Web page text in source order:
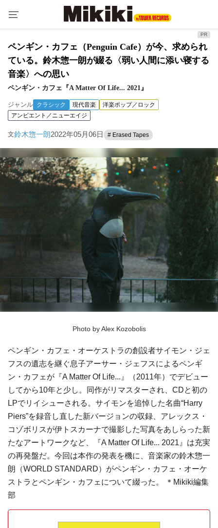
ペンギン・カフェ（Penguin Cafe）が今、求められ
ている。鈴木惣一朗が綴る〈弱い人間に添い寝する
音楽〉への思い
ペンギン・カフェ『A Matter Of Life... 2021』
ジャンル クラシック 現代音楽
洋楽ポップ／ロック
アンビエント／ニューエイジ
文鈴木惣一朗2022年05月06日 # Erased Tapes
Photo by Alex Kozobolis
ペンギン・カフェ・オーケストラの創設者サイモン・ジェ
フスの遺志を継ぐ息子アーサー・ジェフスによるペンギ
ン・カフェが『A Matter Of Life...』（2011年）でデビュー
してから10年と少し。同作がリマスターされ、CDと初の
LPでリイシューされる。サイモンを追悼した名曲“Harry
Piers”を録音し直した新バージョンの収録、アレックス・
コゾボリスが伊トスカーナで撮影した写真をあしらった新
たなアートワークなど、『A Matter Of Life... 2021』は充実
の再発盤だ。今回は本作の発表を機に、音楽家の鈴木惣一
朗（WORLD STANDARD）がペンギン・カフェ・オーケ
ストラとペンギン・カフェについて綴った。 ＊Mikiki編集
部